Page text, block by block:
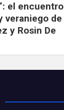
el encuentro
veraniego de
y Rosin De